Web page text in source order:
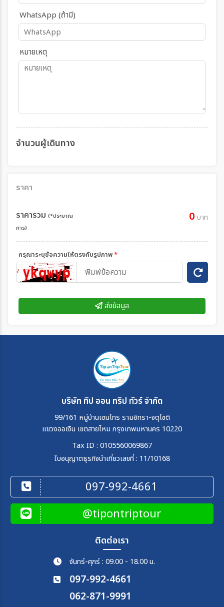
WhatsApp (ถ้ามี)
หมายเหตุ
จำนวนผู้เดินทาง
ราคา
ราคารวม (*ประมาณ
การ)
0 บาท
กรุณาระบุข้อความให้ตรงกับรูปภาพ*
ส่งข้อมูล
บริษัท ทิป ออน ทริป ทัวร์ จำกัด
99/161 หมู่บ้านเซนโทร รามอิทรา-จตุโชติ
แขวงออเงิน เขตสายไหม กรุงเทพมหานคร 10220
Tax ID : 0105560069867
ใบอนุญาตธุรกิจนำเที่ยวเลขที่ : 11/10168
097-992-4661
@tipontriptour
ติดต่อเรา
จันทร์-ศุกร์ : 09.00 - 18.00 น.
097-992-4661
062-871-9991